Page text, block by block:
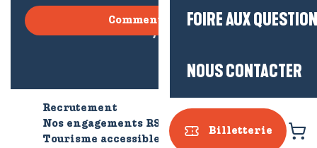
FOIRE AUX
NOUS CONTACTER
Billetterie
Comment venir ?
Recrutement
Qui sommes-nous ?
Nos engagements RSE
Tourisme accessible